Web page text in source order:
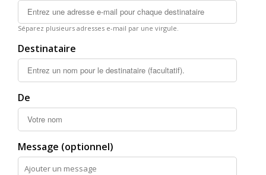
Séparez plusieurs adresses e-mail par une virgule.
Destinataire
De
Message (optionnel)